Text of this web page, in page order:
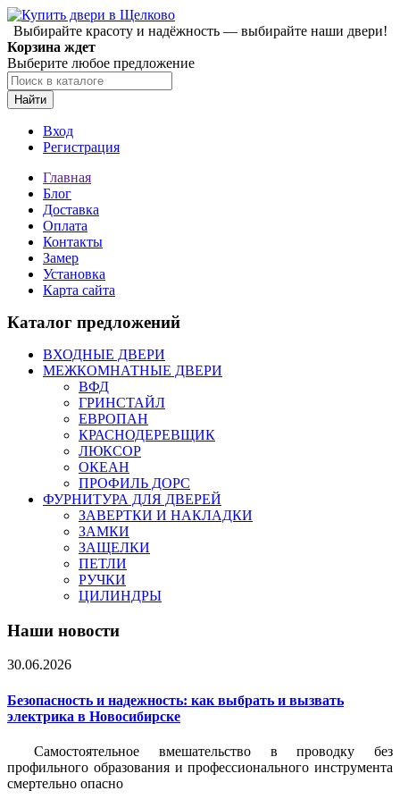
Выбирайте красоту и надёжность — выбирайте наши двери!
Корзина ждет
Выберите любое предложение
Найти
Вход
Регистрация
Главная
Блог
Доставка
Оплата
Контакты
Замер
Установка
Карта сайта
Каталог предложений
ВХОДНЫЕ ДВЕРИ
МЕЖКОМНАТНЫЕ ДВЕРИ
ВФД
ГРИНСТАЙЛ
ЕВРОПАН
КРАСНОДЕРЕВЩИК
ЛЮКСОР
ОКЕАН
ПРОФИЛЬ ДОРС
ФУРНИТУРА ДЛЯ ДВЕРЕЙ
ЗАВЕРТКИ И НАКЛАДКИ
ЗАМКИ
ЗАЩЕЛКИ
ПЕТЛИ
РУЧКИ
ЦИЛИНДРЫ
Наши новости
30.06.2026
Безопасность и надежность: как выбрать и вызвать
электрика в Новосибирске
Самостоятельное вмешательство в проводку без
профильного образования и профессионального инструмента
смертельно опасно